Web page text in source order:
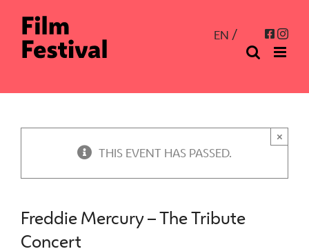
content
EN
THIS EVENT HAS PASSED.
×
Freddie Mercury – The Tribute
Concert